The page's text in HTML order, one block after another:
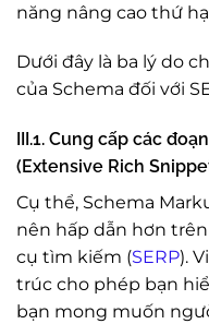
năng nâng cao thứ
Dưới đây là ba lý do
của Schema đối với
III.1. Cung cấp các
(Extensive Rich
Cụ thể, Schema
nên hấp dẫn hơn
cụ tìm kiếm (SERP).
trúc cho phép bạn
bạn mong muốn